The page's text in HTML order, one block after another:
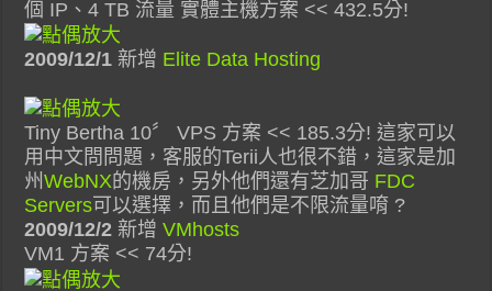
個 IP、4 TB 流量 實體主機方案 << 432.5分!
2009/12/1 新增 Elite Data Hosting
Tiny Bertha 10〞 VPS 方案 << 185.3分! 這家可以
用中文問問題，客服的Terii人也很不錯，這家是加
州WebNX的機房，另外他們還有芝加哥 FDC
Servers可以選擇，而且他們是不限流量唷 ?
2009/12/2 新增VMhosts
VM1 方案 << 74分!